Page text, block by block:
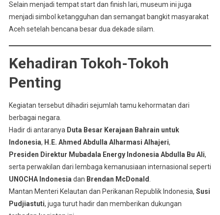
Selain menjadi tempat start dan finish lari, museum ini juga
menjadi simbol ketangguhan dan semangat bangkit masyarakat
Aceh setelah bencana besar dua dekade silam.
Kehadiran Tokoh-Tokoh
Penting
Kegiatan tersebut dihadiri sejumlah tamu kehormatan dari
berbagai negara.
Hadir di antaranya Duta Besar Kerajaan Bahrain untuk
Indonesia, H.E. Ahmed Abdulla Alharmasi Alhajeri,
Presiden Direktur Mubadala Energy Indonesia Abdulla Bu Ali,
serta perwakilan dari lembaga kemanusiaan internasional seperti
UNOCHA Indonesiadan Brendan McDonald.
Mantan Menteri Kelautan dan Perikanan Republik Indonesia, Susi
Pudjiastuti, juga turut hadir dan memberikan dukungan